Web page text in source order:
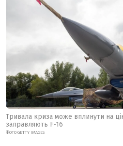
Тривала криза може вплинути на
заправляють F-16
ФОТО GETTY IMAGES